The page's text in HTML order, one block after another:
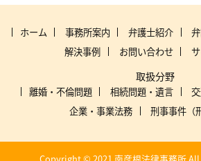
ホーム 事務所案内 弁護士紹介
解決事例
お問い合わせ
取扱分野
離婚・不倫問題 相続問題・遺言
企業・事業法務
刑事事件（